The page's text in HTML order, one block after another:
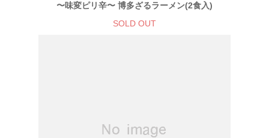
〜味変ピリ辛〜 博多ざるラーメン(2食入)
SOLD OUT